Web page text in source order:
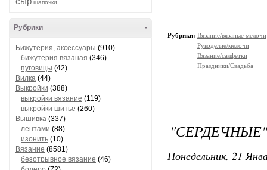
шапочки
-
Рубрики
Бижутерия, аксессуары (910)
бижутерия вязаная (346)
пуговицы (42)
Вилка (44)
Выкройки (388)
выкройки вязание (119)
выкройки шитье (260)
Вышивка (337)
лентами (88)
изонить (10)
Вязание (8581)
безотрывное вязание (46)
Рубрики: Вязание/вязаные мелочи
Рукоделие/мелочи
Вязание/салфетки
Праздники/Свадьба
Понедельник, 21